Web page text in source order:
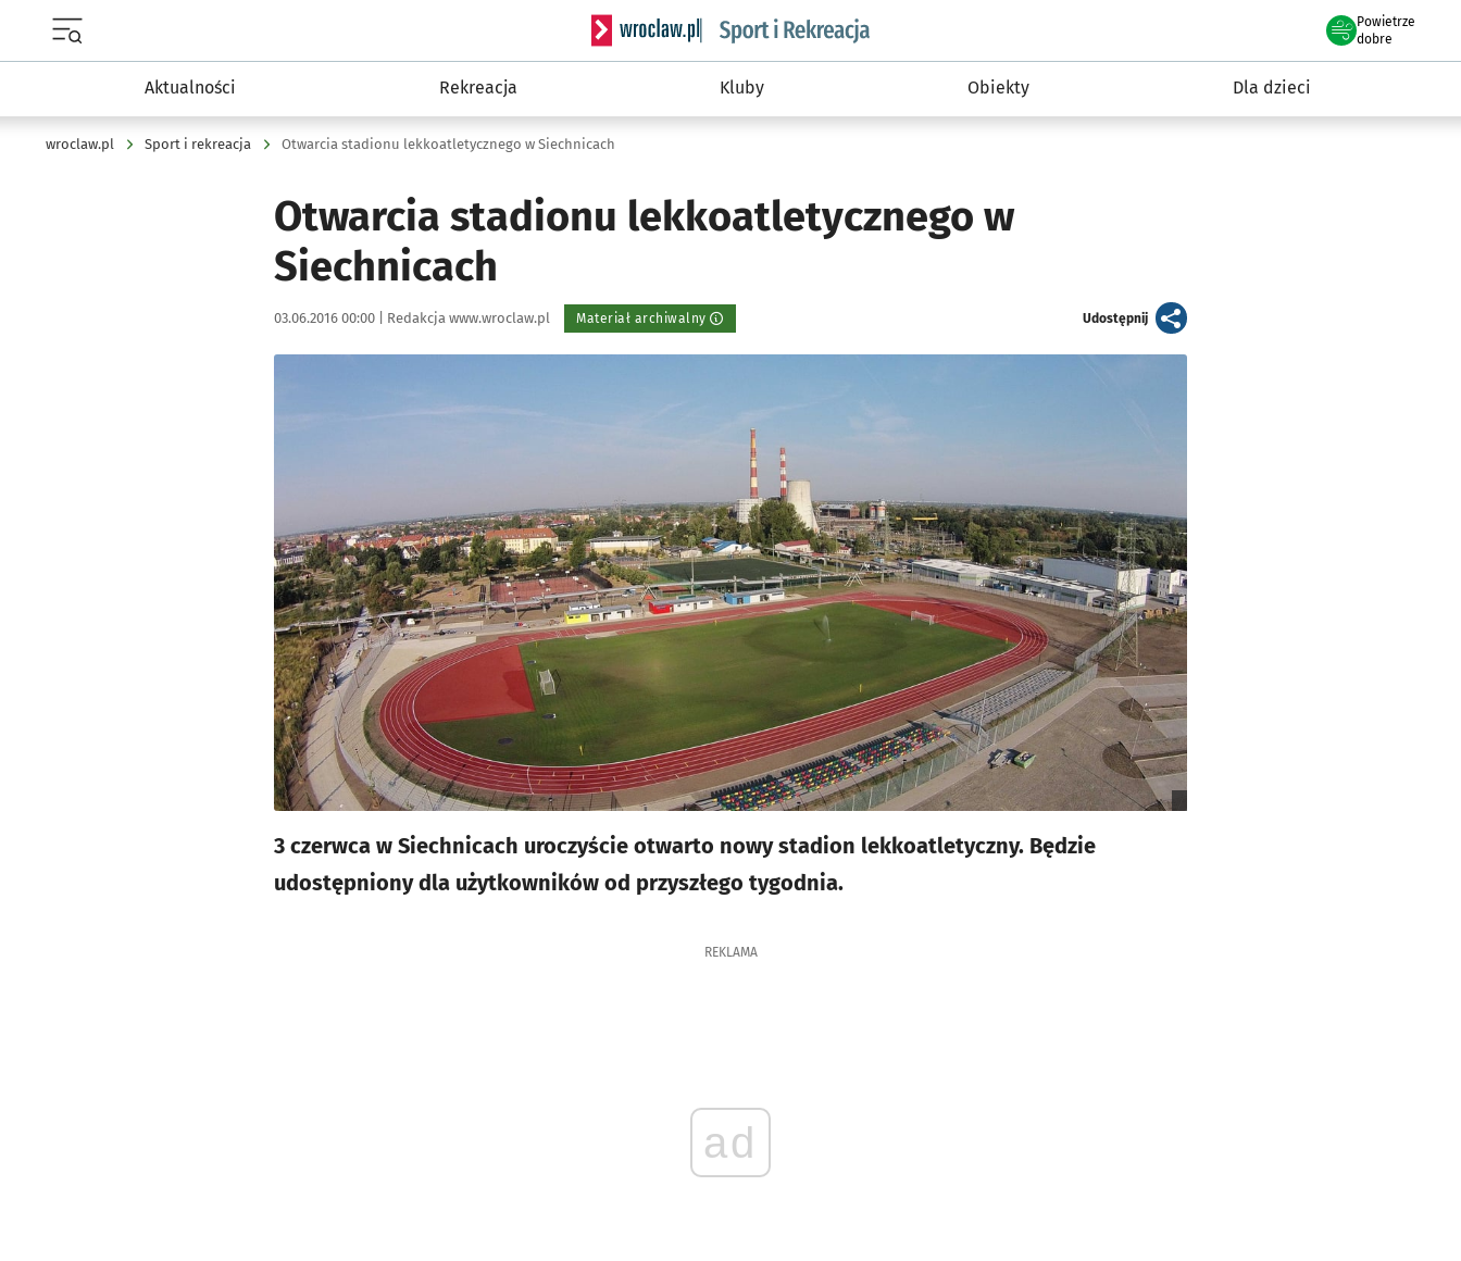
Serwis informacyjny wroclaw.pl podserwis: Sport i rekreacja
Powietrze
we Wrocławiu
dobre
Aktualności Rekreacja Kluby Obiekty Dla dzieci
wroclaw.pl Sport i rekreacja Otwarcia stadionu lekkoatletycznego w Siechnicach
Otwarcia stadionu lekkoatletycznego w
Siechnicach
Data publikacji:
03.06.2016 00:00 | Autor:
Redakcja www.wroclaw.pl Materiał archiwalny Udostępnijartykuł
3 czerwca w Siechnicach uroczyście otwarto nowy stadion lekkoatletyczny. Będzie
udostępniony dla użytkowników od przyszłego tygodnia.
REKLAMA
ad